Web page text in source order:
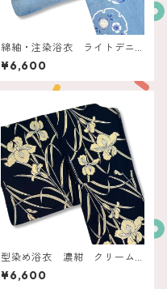
綿紬・注染浴衣 ライトデニ
ムブルー 雪輪に撫子
¥6,600
型染め浴衣 濃紺 クリーム
菖蒲
¥6,600